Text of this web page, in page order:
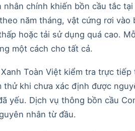
nhân chính khiến bồn cầu tắc
năm tháng, vật cứng rơi
hoặc tải sử dụng quá cao.
một cách cho tất cả.
Toàn Việt kiểm tra trực
thử khi chưa xác định được
yếu. Dịch vụ thông bồn cầu
nhân từ đầu.